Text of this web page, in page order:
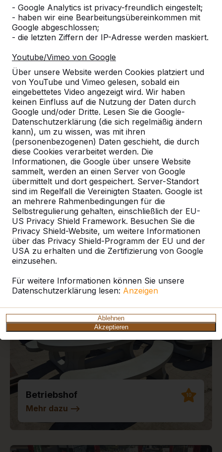
- Google Analytics ist privacy-freundlich eingestelt;
- haben wir eine Bearbeitungsübereinkommen mit
Google abgeschlossen;
- die letzten Ziffern der IP-Adresse werden maskiert.
Youtube/Vimeo von Google
Über unsere Website werden Cookies platziert und
von YouTube und Vimeo gelesen, sobald ein
eingebettetes Video angezeigt wird. Wir haben
keinen Einfluss auf die Nutzung der Daten durch
Google und/oder Dritte. Lesen Sie die Google-
Datenschutzerklärung (die sich regelmäßig ändern
kann), um zu wissen, was mit ihren
(personenbezogenen) Daten geschieht, die durch
diese Cookies verarbeitet werden. Die
Informationen, die Google über unsere Website
sammelt, werden an einen Server von Google
übermittelt und dort gespeichert. Server-Standort
sind im Regelfall die Vereinigten Staaten. Google ist
an mehrere Rahmenbedingungen für die
Selbstregulierung gehalten, einschließlich der EU-
US Privacy Shield Framework. Besuchen Sie die
Privacy Shield-Website, um weitere Informationen
über das Privacy Shield-Programm der EU und der
USA zu erhalten und die Zertifizierung von Google
einzusehen.
Für weitere Informationen können Sie unsere
Datenschutzerklärung lesen: Anzeigen
Ablehnen
Akzeptieren
Tischtennistische -->
Spieltische für endlosen
Spielspaß im Freien:
wetterbeständig,
außerordentlich stabil. Die ideale
Wahl.
Bestellen Sie den
Fußvolleyballtisch
beim Hersteller und
den maximalen
endlo...
Aktuelle Projekte und
Kundenberichte
Betriebshof 10
Mehr dazu -->